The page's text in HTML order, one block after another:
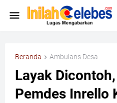
Beranda Ambulans Desa
Layak
Pemdes Inrello